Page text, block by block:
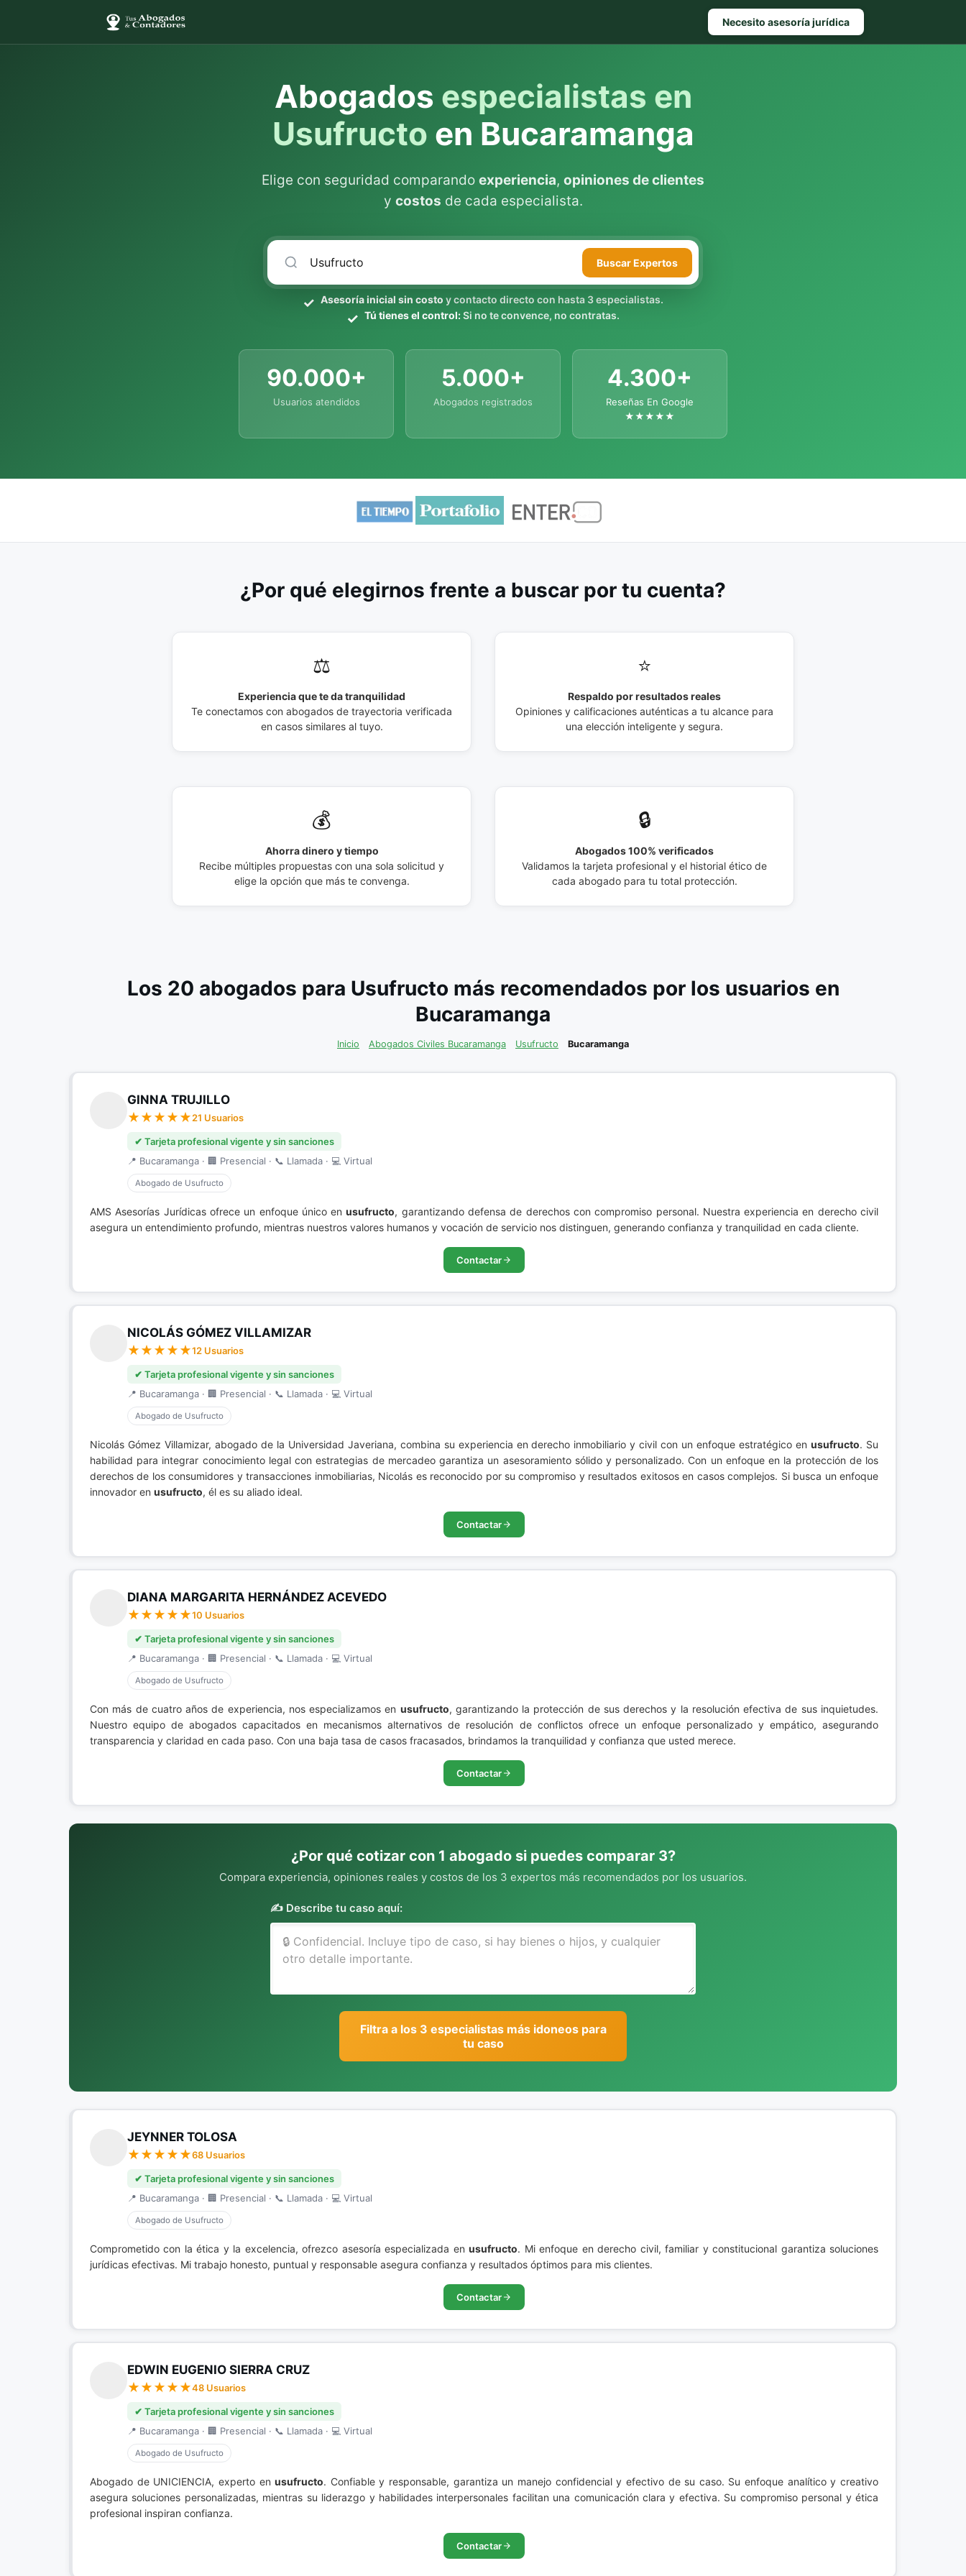
Necesito asesoría jurídica
Abogados especialistas en
Usufructo en Bucaramanga
Elige con seguridad comparando experiencia, opiniones de clientes
y costos de cada especialista.
BuscarExpertos
Asesoría inicial sin costo y contacto directo con hasta 3 especialistas.
Tú tienes el control:Si no te convence, no contratas.
90.000+
Usuarios atendidos
5.000+
Abogados registrados
4.300+
Reseñas En Google
★★★★★
¿Por qué elegirnos frente a buscar por tu cuenta?
⚖️
Experiencia que te da tranquilidad
Te conectamos con abogados de trayectoria verificada
en casos similares al tuyo.
⭐
Respaldo por resultados reales
Opiniones y calificaciones auténticas a tu alcance para
una elección inteligente y segura.
💰
Ahorra dinero y tiempo
Recibe múltiples propuestas con una sola solicitud y
elige la opción que más te convenga.
🔒
Abogados 100% verificados
Validamos la tarjeta profesional y el historial ético de
cada abogado para tu total protección.
Los 20 abogados para Usufructo más recomendados por los usuarios en
Bucaramanga
Inicio Abogados Civiles Bucaramanga Usufructo Bucaramanga
GINNA TRUJILLO
21 Usuarios
✔ Tarjeta profesional vigente y sin sanciones
📍 Bucaramanga · 🏢 Presencial · 📞 Llamada · 💻 Virtual
Abogado de Usufructo
AMS Asesorías Jurídicas ofrece un enfoque único enusufructo, garantizando defensa de derechos con compromiso personal. Nuestra experiencia en derecho civil
asegura un entendimiento profundo, mientras nuestros valores humanos y vocación de servicio nos distinguen, generando confianza y tranquilidad en cada cliente.
Contactar
NICOLÁS GÓMEZ VILLAMIZAR
12 Usuarios
✔ Tarjeta profesional vigente y sin sanciones
📍 Bucaramanga · 🏢 Presencial · 📞 Llamada · 💻 Virtual
Abogado de Usufructo
Nicolás Gómez Villamizar, abogado de la Universidad Javeriana, combina su experiencia en derecho inmobiliario y civil con un enfoque estratégico enusufructo. Su
habilidad para integrar conocimiento legal con estrategias de mercadeo garantiza un asesoramiento sólido y personalizado. Con un enfoque en la protección de los
derechos de los consumidores y transacciones inmobiliarias, Nicolás es reconocido por su compromiso y resultados exitosos en casos complejos. Si busca un enfoque
innovador en usufructo, él es su aliado ideal.
Contactar
DIANA MARGARITA HERNÁNDEZ ACEVEDO
10 Usuarios
✔ Tarjeta profesional vigente y sin sanciones
📍 Bucaramanga · 🏢 Presencial · 📞 Llamada · 💻 Virtual
Abogado de Usufructo
Con más de cuatro años de experiencia, nos especializamos en usufructo, garantizando la protección de sus derechos y la resolución efectiva de sus inquietudes.
Nuestro equipo de abogados capacitados en mecanismos alternativos de resolución de conflictos ofrece un enfoque personalizado y empático, asegurando
transparencia y claridad en cada paso. Con una baja tasa de casos fracasados, brindamos la tranquilidad y confianza que usted merece.
Contactar
¿Por qué cotizar con 1 abogado si puedes comparar 3?
Compara experiencia, opiniones reales y costos de los 3 expertos más recomendados por los usuarios.
✍️ Describe tu caso aquí:
Filtra a los 3 especialistas más idoneos para
tu caso
JEYNNER TOLOSA
68 Usuarios
✔ Tarjeta profesional vigente y sin sanciones
📍 Bucaramanga · 🏢 Presencial · 📞 Llamada · 💻 Virtual
Abogado de Usufructo
Comprometido con la ética y la excelencia, ofrezco asesoría especializada enusufructo. Mi enfoque en derecho civil, familiar y constitucional garantiza soluciones
jurídicas efectivas. Mi trabajo honesto, puntual y responsable asegura confianza y resultados óptimos para mis clientes.
Contactar
EDWIN EUGENIO SIERRA CRUZ
48 Usuarios
✔ Tarjeta profesional vigente y sin sanciones
📍 Bucaramanga · 🏢 Presencial · 📞 Llamada · 💻 Virtual
Abogado de Usufructo
Abogado de UNICIENCIA, experto enusufructo. Confiable y responsable, garantiza un manejo confidencial y efectivo de su caso. Su enfoque analítico y creativo
asegura soluciones personalizadas, mientras su liderazgo y habilidades interpersonales facilitan una comunicación clara y efectiva. Su compromiso personal y ética
profesional inspiran confianza.
Contactar